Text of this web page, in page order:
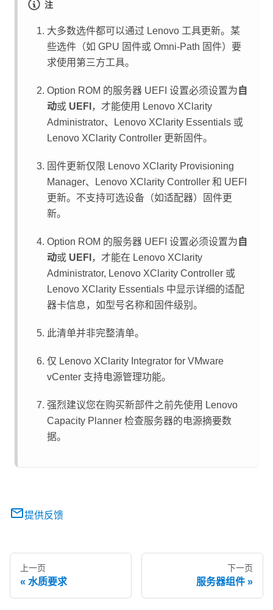
注
大多数选件都可以通过 Lenovo 工具更新。某
些选件（如 GPU 固件或 Omni-Path 固件）要
求使用第三方工具。
Option ROM 的服务器 UEFI 设置必须设置为 自
动或 UEFI ，才能使用 Lenovo XClarity
Administrator、 Lenovo XClarity Essentials 或
Lenovo XClarity Controller 更新固件。
固件更新仅限 Lenovo XClarity Provisioning
Manager、 Lenovo XClarity Controller 和 UEFI
更新。不支持可选设备（如适配器）固件更
新。
Option ROM 的服务器 UEFI 设置必须设置为 自
动或 UEFI ，才能在 Lenovo XClarity
Administrator, Lenovo XClarity Controller 或
Lenovo XClarity Essentials 中显示详细的适配
器卡信息，如型号名称和固件级别。
此清单并非完整清单。
仅 Lenovo XClarity Integrator for VMware
vCenter 支持电源管理功能。
强烈建议您在购买新部件之前先使用 Lenovo
Capacity Planner 检查服务器的电源摘要数
据。
提供反馈
上一页
水质要求
下一页
服务器组件